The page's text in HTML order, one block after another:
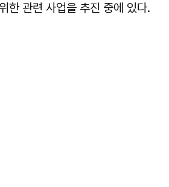
한 관련 사업을 추진 중에 있다.